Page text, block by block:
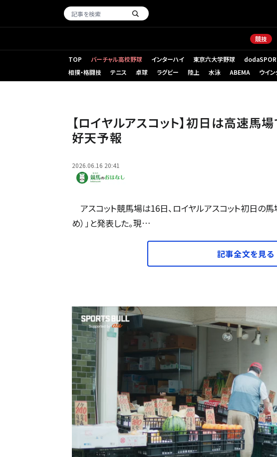
競技
TOP バーチャル高校野球 インターハイ 東京六大学野球 （新しいタブ
相撲・格闘技
テニス 卓球 ラグビー 陸上 水泳 ABEMA ウイ
【ロイヤルアスコット】初日は高速馬
好天予報
2026.06.16 20:41
アスコット競馬場は16日、ロイヤルアスコット初日の
め）」と発表した。現…
記事全文を見る